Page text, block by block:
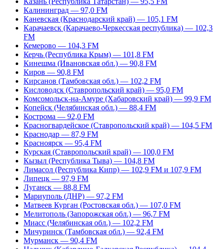
Калининград — 97,0 FM
Каневская (Краснодарский край) — 105,1 FM
Карачаевск (Карачаево-Черкесская республика) — 102,3
FM
Кемерово — 104,3 FM
Керчь (Республика Крым) — 101,8 FM
Кинешма (Ивановская обл.) — 90,8 FM
Киров — 90,8 FM
Кирсанов (Тамбовская обл.) — 102,2 FM
Кисловодск (Ставропольский край) — 95,0 FM
Комсомольск-на-Амуре (Хабаровский край) — 99,9 FM
Копейск (Челябинская обл.) — 88,4 FM
Кострома — 92,0 FM
Красногвардейское (Ставропольский край) — 104,5 FM
Краснодар — 87,9 FM
Красноярск — 95,4 FM
Курская (Ставропольский край) — 100,0 FM
Кызыл (Республика Тыва) — 104,8 FM
Лимасол (Республика Кипр) — 102,9 FM и 107,9 FM
Липецк — 97,9 FM
Луганск — 88,8 FM
Мариуполь (ДНР) — 97,2 FM
Матвеев Курган (Ростовская обл.) — 107,0 FM
Мелитополь (Запорожская обл.) — 96,7 FM
Миасс (Челябинская обл.) — 102,2 FM
Мичуринск (Тамбовская обл.) — 92,4 FM
Мурманск — 90,4 FM